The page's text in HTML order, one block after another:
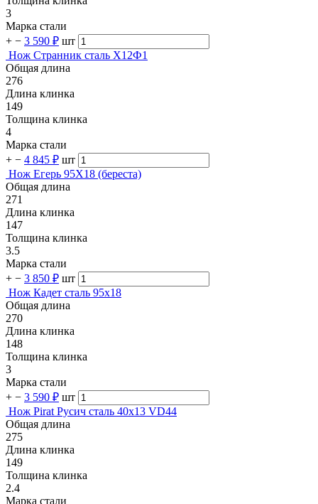
3
Марка стали
+ − 3 590 ₽ шт
Нож Странник сталь Х12Ф1
Общая длина
276
Длина клинка
149
Толщина клинка
4
Марка стали
+ − 4 845 ₽ шт
Нож Егерь 95Х18 (береста)
Общая длина
271
Длина клинка
147
Толщина клинка
3.5
Марка стали
+ − 3 850 ₽ шт
Нож Кадет сталь 95х18
Общая длина
270
Длина клинка
148
Толщина клинка
3
Марка стали
+ − 3 590 ₽ шт
Нож Pirat Русич сталь 40х13 VD44
Общая длина
275
Длина клинка
149
Толщина клинка
2.4
Марка стали